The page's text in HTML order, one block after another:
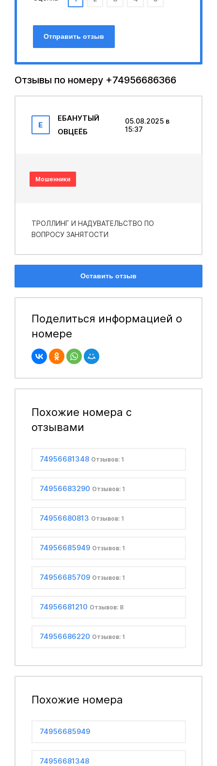
Отправить отзыв
Отзывы по номеру +74956686366
E
EБAHУTЫЙ
OBЦЕЁБ
05.08.2025 в
15:37
Мошенники
ТРОЛЛИНГ И НАДУВАТЕЛЬСТВО ПО
ВОПРОСУ ЗАНЯТОСТИ
Оставить отзыв
Поделиться информацией о
номере
Похожие номера с
отзывами
74956681348 Отзывов: 1
74956683290 Отзывов: 1
74956680813 Отзывов: 1
74956685949 Отзывов: 1
74956685709 Отзывов: 1
74956681210 Отзывов: 8
74956686220 Отзывов: 1
Похожие номера
74956685949
74956681348